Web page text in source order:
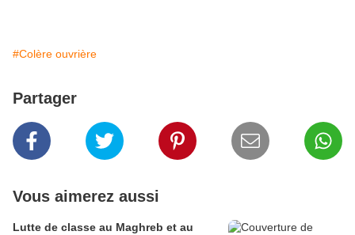
#Colère ouvrière
Partager
Vous aimerez aussi
Lutte de classe au Maghreb et au